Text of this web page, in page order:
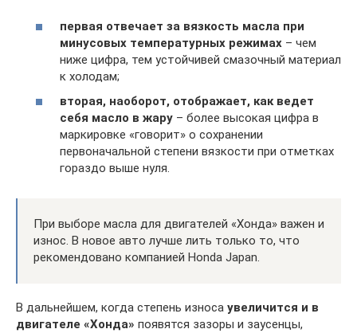
первая отвечает за вязкость масла при
минусовых температурных режимах – чем
ниже цифра, тем устойчивей смазочный материал
к холодам;
вторая, наоборот, отображает, как ведет
себя масло в жару – более высокая цифра в
маркировке «говорит» о сохранении
первоначальной степени вязкости при отметках
гораздо выше нуля.
При выборе масла для двигателей «Хонда» важен и
износ. В новое авто лучше лить только то, что
рекомендовано компанией Honda Japan.
В дальнейшем, когда степень износа увеличится и в
двигателе «Хонда» появятся зазоры и заусенцы,